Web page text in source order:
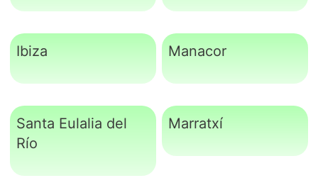
Ibiza Manacor
Santa Eulalia del
Río
Marratxí